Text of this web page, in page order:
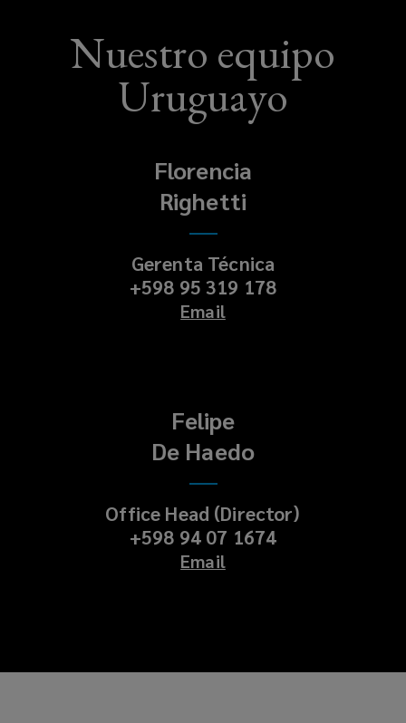
Nuestro equipo
Uruguayo
Florencia
Righetti
Gerenta Técnica
+598 95 319 178
Email
Felipe
De Haedo
Office Head (Director)
+598 94 07 1674
Email